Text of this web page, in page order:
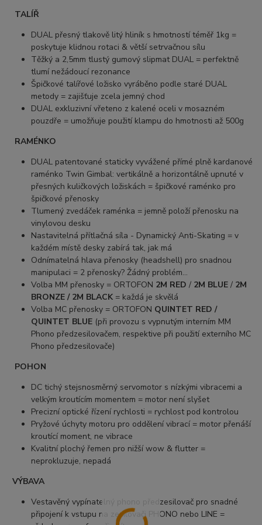
TALÍŘ
DUAL přesný tlakově litý hliník s hmotností téměř 1kg =
poskytuje klidnou rotaci & větší setrvačnou sílu
Těžký a 2,5mm tlustý gumový slipmat DUAL = perfektně
tlumí nežádoucí rezonance
Špičkové talířové ložisko vyráběno podle staré DUAL
metody = zajišťuje zcela jemný chod
DUAL exkluzivní vřeteno z kalené oceli v mosazném
pouzdře = umožňuje použití klampu do hmotnosti až 500g
RAMÉNKO
DUAL patentované staticky vyvážené přímé plně kardanové
raménko Twin Gimbal: vertikálně a horizontálně upnuté v
přesných kuličkových ložiskách = špičkové raménko pro
špičkové přenosky
Tlumený zvedáček raménka = jemně položí přenosku na
vinylovou desku
Nastavitelná přítlačná síla - Dynamický Anti-Skating = v
každém místě desky zabírá tak, jak má
Odnímatelná hlava přenosky (headshell) pro snadnou
manipulaci = 2 přenosky? Žádný problém...
Volba MM přenosky = ORTOFON 2M RED / 2M BLUE/ 2M
BRONZE / 2M BLACK = každá je skvělá
Volba MC přenosky = ORTOFON QUINTET RED /
QUINTET BLUE (při provozu s vypnutým interním MM
Phono předzesilovačem, respektive při použití externího MC
Phono předzesilovače)
POHON
DC tichý stejsnosměrný servomotor s nízkými vibracemi a
velkým kroutícím momentem = motor není slyšet
Precizní optické řízení rychlosti = rychlost pod kontrolou
Pryžové úchyty motoru pro oddělení vibrací = motor přenáší
kroutící moment, ne vibrace
Kvalitní plochý řemen pro nižší wow & flutter =
neprokluzuje, nepadá
VÝBAVA
Vestavěný vypínatelný phono předzesilovač pro snadné
připojení k vstupu na zesilovači PHONO nebo LINE =